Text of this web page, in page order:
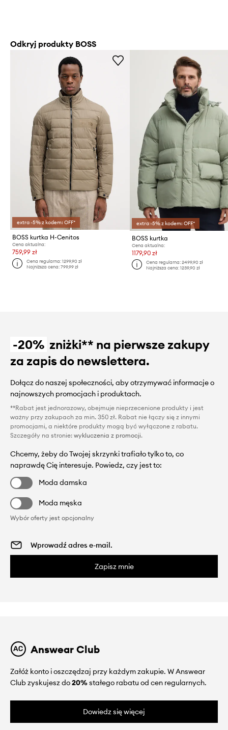
Odkryj produkty BOSS
extra -5% z kodem: OFF*
BOSS kurtka H-Cenitos
Cena aktualna:
759,99 zł
Cena regularna:1299,90 zł
Najniższa cena:799,99 zł
extra -5% z kodem: OFF*
BOSS kurtka
Cena aktualna:
1179,90 zł
Cena regularna: 2499,90 zł
Najniższa cena: 1239,90 zł
-20% zniżki** na pierwsze zakupy
za zapis do newslettera.
Dołącz do naszej społeczności, aby otrzymywać informacje o
najnowszych promocjach i produktach.
**Rabat jest jednorazowy, obejmuje nieprzecenione produkty i jest
ważny przy zakupach za min. 350 zł. Rabat nie łączy się z innymi
promocjami, a niektóre produkty mogą być wyłączone z rabatu.
Szczegóły na stronie: wykluczenia z promocji.
Chcemy, żeby do Twojej skrzynki trafiało tylko to, co
naprawdę Cię interesuje. Powiedz, czy jest to:
Moda damska
Moda męska
Wybór oferty jest opcjonalny
Zapisz mnie
Answear Club
Załóż konto i oszczędzaj przy każdym zakupie. W Answear
Club zyskujesz do20%stałego rabatu od cen regularnych.
Dowiedz się więcej